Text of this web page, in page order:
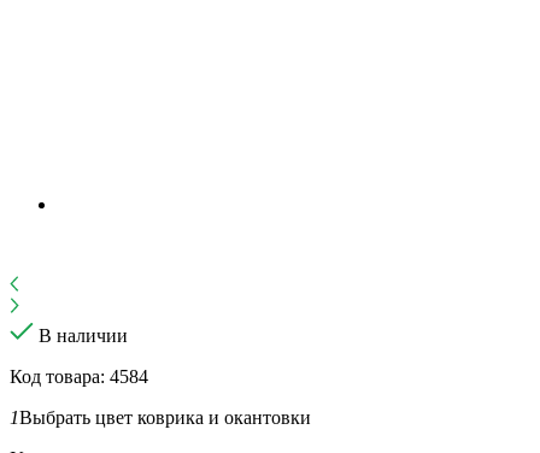
В наличии
Код товара: 4584
1Выбрать цвет коврика и окантовки